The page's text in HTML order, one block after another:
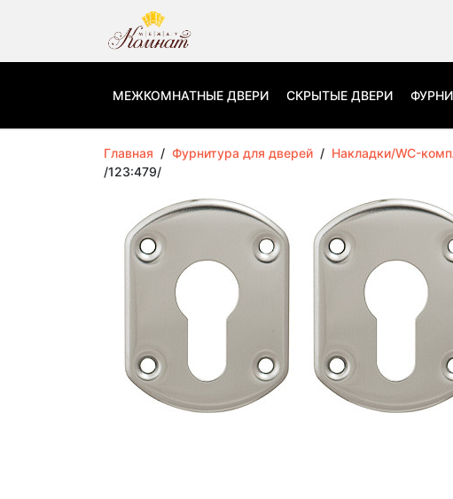
МЕЖКОМНАТНЫЕ ДВЕРИ СКРЫТЫЕ ДВЕРИ
Главная / Фурнитура для дверей / Накладки/WC-
/123:479/